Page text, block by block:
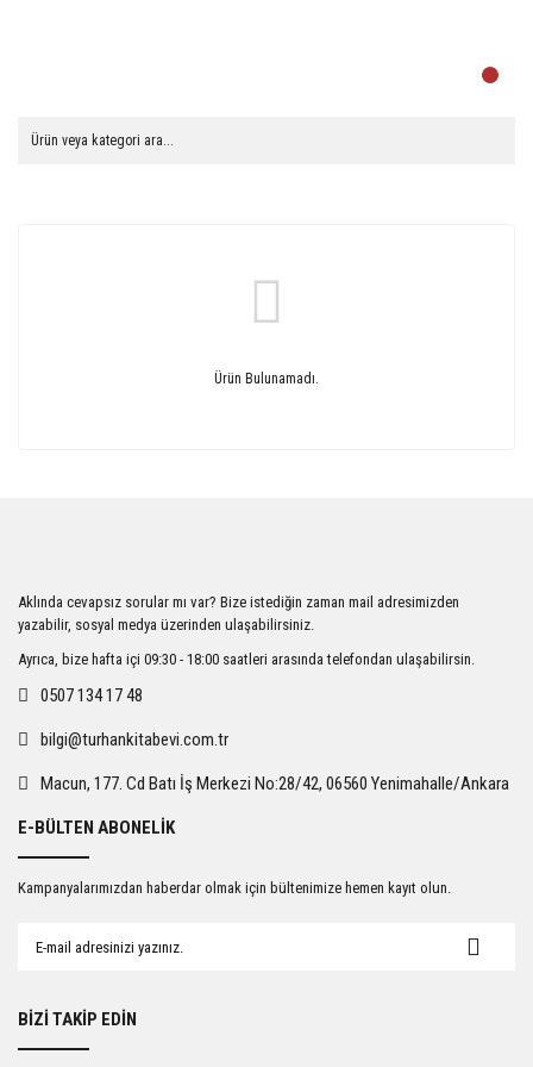
Ürün Bulunamadı.
Aklında cevapsız sorular mı var? Bize istediğin zaman mail adresimizden
yazabilir, sosyal medya üzerinden ulaşabilirsiniz.
Ayrıca, bize hafta içi 09:30 - 18:00 saatleri arasında telefondan ulaşabilirsin.
0507 134 17 48
bilgi@turhankitabevi.com.tr
Macun, 177. Cd Batı İş Merkezi No:28/42, 06560 Yenimahalle/Ankara
E-BÜLTEN ABONELİK
Kampanyalarımızdan haberdar olmak için bültenimize hemen kayıt olun.
BİZİ TAKİP EDİN